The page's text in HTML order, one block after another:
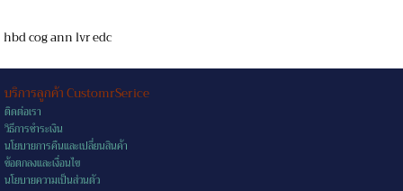
hbd cog ann lvr edc
บริการลูกค้า CustomrSerice
ติดต่อเรา
วิธีการชำระเงิน
นโยบายการคืนและเปลี่ยนสินค้า
ข้อตกลงและเงื่อนไข
นโยบายความเป็นส่วนตัว